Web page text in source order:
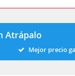
Atrápalo
Mejor precio